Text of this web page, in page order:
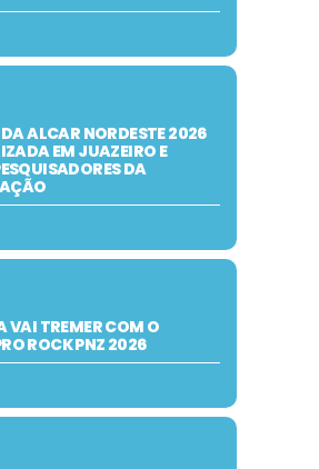
ALCAR NORDESTE 2026
EM JUAZEIRO E
DA
VAI TREMER COM O
ROCK PNZ 2026